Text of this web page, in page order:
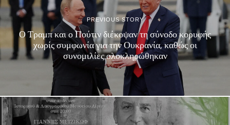
PREVIOUS STORY
Ο Τραμπ και ο Πούτιν διέκοψαν τη σύνοδο κορυφής
χωρίς συμφωνία για την Ουκρανία, καθώς οι
συνομιλίες ολοκληρώθηκαν